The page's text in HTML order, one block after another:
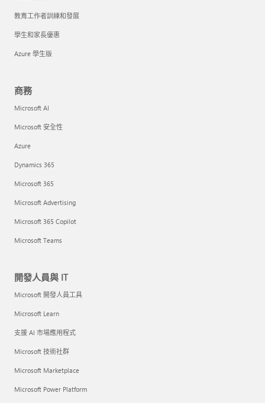
教育工作者訓練和發展
學生和家長優惠
Azure 學生版
商務
Microsoft AI
Microsoft 安全性
Azure
Dynamics 365
Microsoft 365
Microsoft Advertising
Microsoft 365 Copilot
Microsoft Teams
開發人員與 IT
Microsoft 開發人員工具
Microsoft Learn
支援 AI 市場應用程式
Microsoft 技術社群
Microsoft Marketplace
Microsoft Power Platform